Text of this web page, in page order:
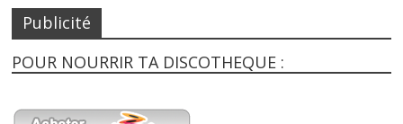
Publicité
POUR NOURRIR TA DISCOTHEQUE :